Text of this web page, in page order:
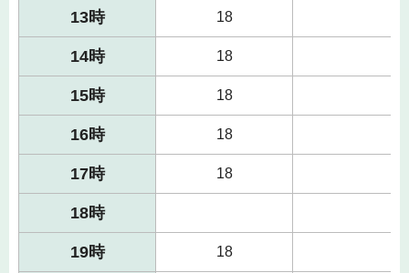
13時 18
14時 18
15時 18
16時 18
17時 18
18時
19時 18